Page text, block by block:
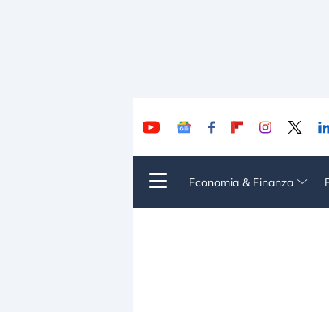
Economia & Finanza